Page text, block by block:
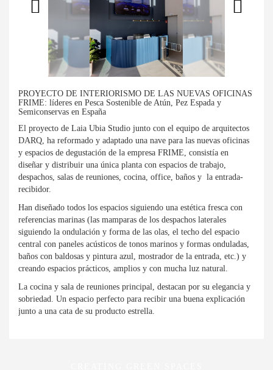
PROYECTO DE INTERIORISMO DE LAS NUEVAS OFICINAS
FRIME: líderes en Pesca Sostenible de Atún, Pez Espada y
Semiconservas en España
El proyecto de Laia Ubia Studio junto con el equipo de arquitectos
DARQ, ha reformado y adaptado una nave para las nuevas oficinas
y espacios de degustación de la empresa FRIME, consistía en
diseñar y distribuir una única planta con espacios de trabajo,
despachos, salas de reuniones, cocina, office, baños y la entrada-
recibidor.
Han diseñado todos los espacios siguiendo una estética fresca con
referencias marinas (las mamparas de los despachos laterales
siguiendo la ondulación y forma de las olas, el techo del espacio
central con paneles acústicos de tonos marinos y formas onduladas,
baños con baldosas y pintura azul, mostrador de la entrada, etc.) y
creando espacios prácticos, amplios y con mucha luz natural.
La cocina y sala de reuniones principal, destacan por su elegancia y
sobriedad. Un espacio perfecto para recibir una buena explicación
junto a una cata de su producto estrella.